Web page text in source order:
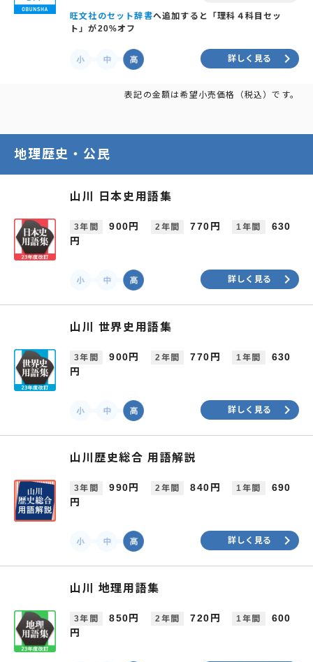
旺文社のセット辞書へ追加すると「理科４科目セッ
ト」が20%オフ
詳しく見る keyboard_arrow_right
表記の金額は希望小売価格（税込）です。
地理歴史・公民
山川 日本史用語集
3年間 900円 2年間 770円 1年間
630
円
詳しく見る keyboard_arrow_right
山川 世界史用語集
3年間 900円 2年間 770円 1年間
630
円
詳しく見る keyboard_arrow_right
山川歴史総合 用語解説
3年間 990円 2年間 840円 1年間
690
円
詳しく見る keyboard_arrow_right
山川 地理用語集
3年間 850円 2年間 720円 1年間
600
円